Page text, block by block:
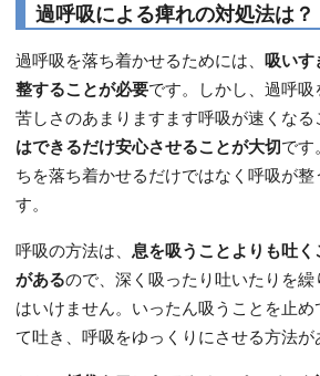
過呼吸による痺れの対処法は？
過呼吸を落ち着かせるためには、 吸いす
整することが必要です。しかし、過呼吸
苦しさのあまりますます呼吸が速くなる
はできるだけ安心させることが大切です
ちを落ち着かせるだけではなく呼吸が整
す。
呼吸の方法は、 息を吸うことよりも吐
があるので、深く吸ったり吐いたりを
はいけません。いったん吸うことを止
て吐き、呼吸をゆっくりにさせる方法が